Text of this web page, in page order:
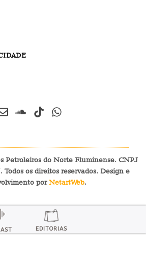
Petroleiros do Norte Fluminense. CNPJ
Todos os direitos reservados. Design e
porNetartWeb.
EDITORIAS